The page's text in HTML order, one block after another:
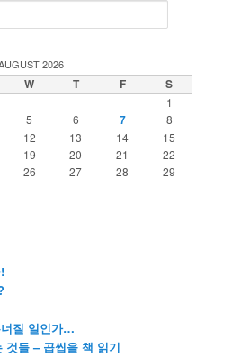
2026
W T F S
1
5 6 7
8
12 13 14
15
19 20 21
22
26 27 28
29
질 일인가…
것들 – 곱씹을 책 읽기